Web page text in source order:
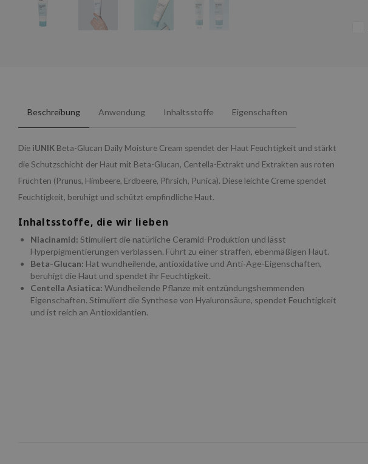
Beschreibung Anwendung Inhaltsstoffe Eigenschaften
Die iUNIK Beta-Glucan Daily Moisture Cream spendet der Haut Feuchtigkeit und stärkt
die Schutzschicht der Haut mit Beta-Glucan, Centella-Extrakt und Extrakten aus roten
Früchten (Prunus, Himbeere, Erdbeere, Pfirsich, Punica). Diese leichte Creme spendet
Feuchtigkeit, beruhigt und schützt empfindliche Haut.
Inhaltsstoffe, die wir lieben
Niacinamid: Stimuliert die natürliche Ceramid-Produktion und lässt
Hyperpigmentierungen verblassen. Führt zu einer straffen, ebenmäßigen Haut.
Beta-Glucan: Hat wundheilende, antioxidative und Anti-Age-Eigenschaften,
beruhigt die Haut und spendet ihr Feuchtigkeit.
Centella Asiatica: Wundheilende Pflanze mit entzündungshemmenden
Eigenschaften. Stimuliert die Synthese von Hyaluronsäure, spendet Feuchtigkeit
und ist reich an Antioxidantien.